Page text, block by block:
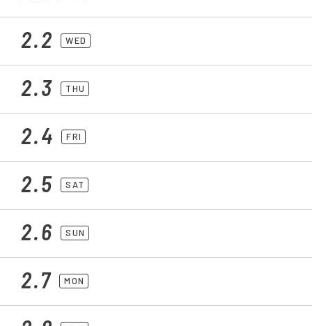
2.2 WED
2.3 THU
2.4 FRI
2.5 SAT
2.6 SUN
2.7 MON